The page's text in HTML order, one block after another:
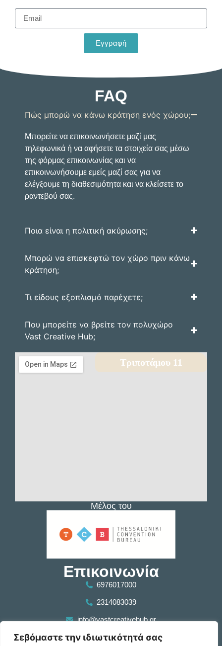
Σεβόμαστε την ιδιωτικότητά σας
Εγγραφή
FAQ
Πώς μπορώ να κάνω κράτηση ενός χώρου;
Μπορείτε να επικοινωνήσετε μαζί μας
τηλεφωνικά ή να αφήσετε τα στοιχεία σας μέσω
της φόρμας επικοινωνίας και να
επικοινωνήσουμε εμείς μαζί σας για να
ελέγξουμε τη διαθεσιμότητα και να κλείσετε το
ραντεβού σας.
Ποια είναι η πολιτική ακύρωσης;
Μπορώ να επισκεφτώ τον χώρο πριν κάνω
κράτηση;
Τι είδους εξοπλισμό παρέχετε;
Που μπορείτε να βρείτε τον πολυχώρο
Vast Creative Hub;
Τριποτάμου 11
Μέλος του
Επικοινωνία
6976017000
2314083039
info@vastcreativehub.gr
Τριποτάμου 11, Σταυρούπολη, ΤΚ 56430